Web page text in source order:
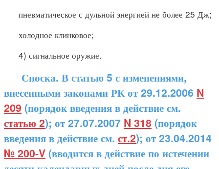
пневматическое с дульной энергией не более 25 Дж;
холодное клинковое;
4) сигнальное оружие.
Сноска. В статью 5 с изменениями,
внесенными законами РК от 29.12.2006 N
209 (порядок введения в действие см.
статью 2); от 27.07.2007 N 318 (порядок
введения в действие см. ст.2); от 23.04.2014
№ 200-V (вводится в действие по истечении